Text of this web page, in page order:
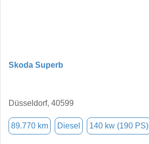
Skoda Superb
Düsseldorf, 40599
89.770 km Diesel 140 kw (190 PS)